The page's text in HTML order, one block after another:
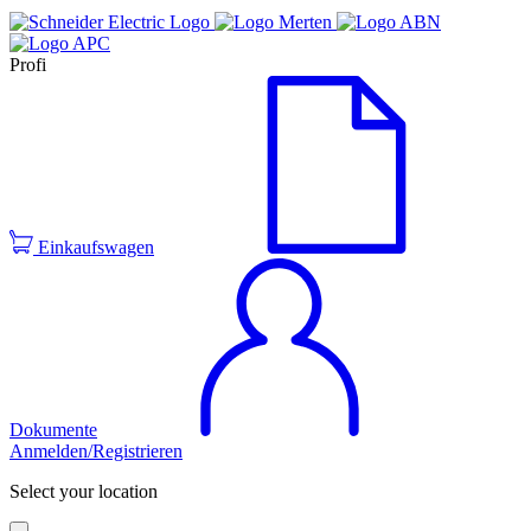
Profi
Einkaufswagen
Dokumente
Anmelden/Registrieren
Select your location